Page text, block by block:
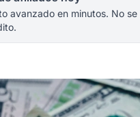
avanzado en minutos. No se